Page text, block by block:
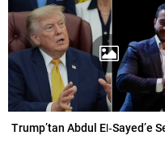
Trump’tan Abdul El‑Sayed’e